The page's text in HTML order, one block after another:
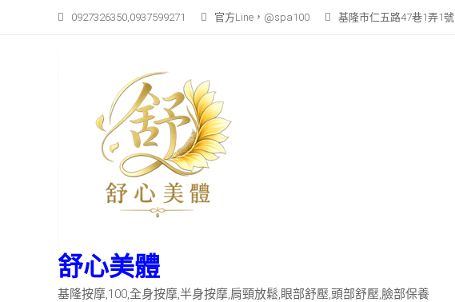
0927326350,0937599271 官方Line，@spa100 基隆市仁五路47巷1弄1號
舒心美體
基隆按摩,100,全身按摩,半身按摩,肩頸放鬆,眼部舒壓,頭部舒壓,臉部保養